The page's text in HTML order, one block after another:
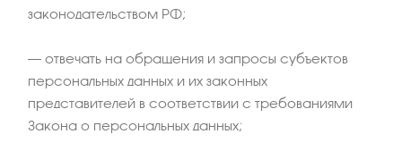
законодательством РФ;
– отвечать на обращения и запросы субъектов
персональных данных и их законных
представителей в соответствии с требованиями
Закона о персональных данных;